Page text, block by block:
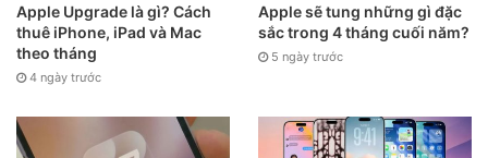
Apple Upgrade là gì? Cách
thuê iPhone, iPad và Mac
theo tháng
4 ngày trước
Apple sẽ tung những gì đặc
sắc trong 4 tháng cuối năm?
5 ngày trước